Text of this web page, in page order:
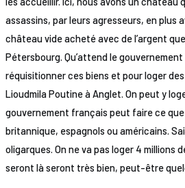
assassins, par leurs agresseurs, en plus
château vide acheté avec de l’argent
Pétersbourg. Qu’attend le
réquisitionner ces biens et pour loger des
Lioudmila Poutine à Anglet. On peut y
gouvernement français peut faire ce
britannique, espagnols ou américains.
oligarques. On ne va pas loger 4 millions
seront là seront très bien, peut-être